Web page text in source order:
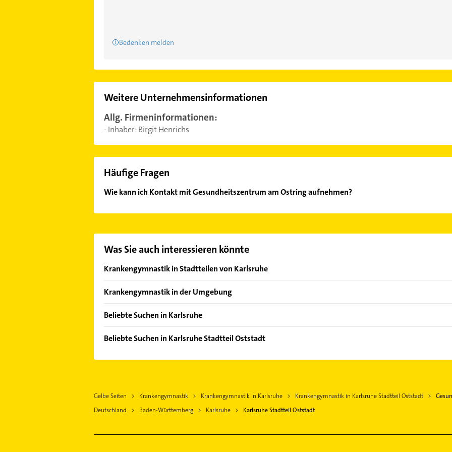
Bedenken melden
Weitere Unternehmensinformationen
Allg. Firmeninformationen:
- Inhaber: Birgit Henrichs
Häufige Fragen
Wie kann ich Kontakt mit Gesundheitszentrum am Ostring aufnehmen?
Was Sie auch interessieren könnte
Krankengymnastik in Stadtteilen von Karlsruhe
Beiertheim-Bulach
Daxlanden
Grötzingen
Grünwettersbach
Innenstadt-West
Mühlburg
Krankengymnastik in der Umgebung
Stutensee
Ettlingen
Walzbachtal
Karlsbad
Remchingen
Beliebte Suchen in Karlsruhe
Phoniatrie
Rechtsanwalt
Elektroinstallation
Beliebte Suchen in Karlsruhe Stadtteil Oststadt
Klempner
Gasinstallateur
Gelbe Seiten Krankengymnastik Krankengymnastik in Karlsruhe Krankengymnastik in Karlsruhe Stadtteil Oststadt
Deutschland
Baden-Württemberg Karlsruhe Karlsruhe Stadtteil Oststadt